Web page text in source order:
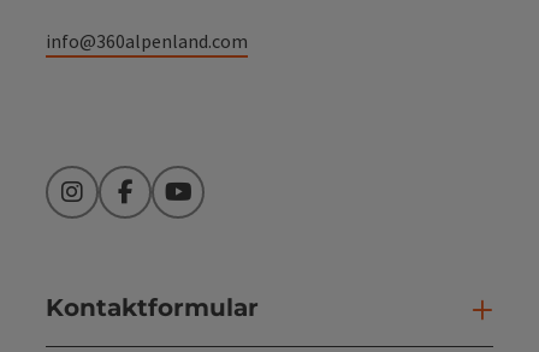
info@360alpenland.com
InstagramFacebookYouTube
Kontaktformular